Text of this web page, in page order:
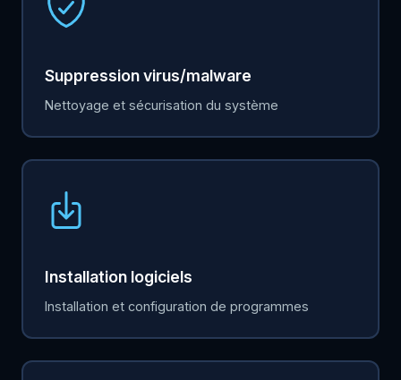
Suppression virus/malware
Nettoyage et sécurisation du système
Installation logiciels
Installation et configuration de programmes